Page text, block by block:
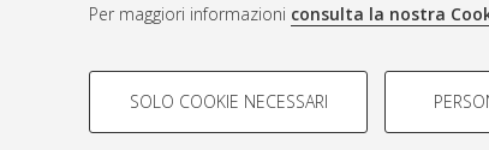
Per maggiori informazioni consulta la nostra
COOKIE DI PROFILAZIONE -
SOLO COOKIE NECESSARI
© ALMA MATER STUDIORUM -